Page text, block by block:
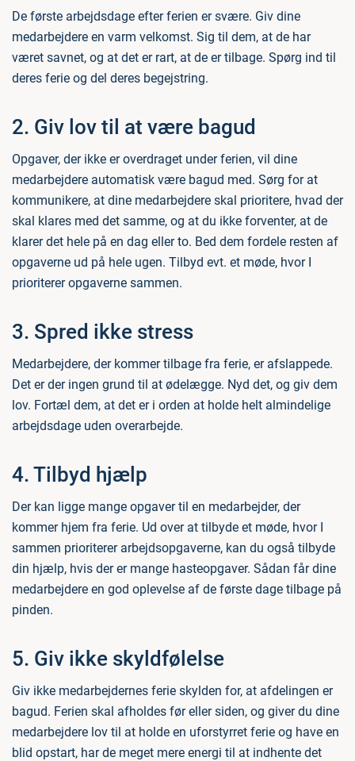
De første arbejdsdage efter ferien er svære. Giv dine
medarbejdere en varm velkomst. Sig til dem, at de har
været savnet, og at det er rart, at de er tilbage. Spørg ind til
deres ferie og del deres begejstring.
2. Giv lov til at være bagud
Opgaver, der ikke er overdraget under ferien, vil dine
medarbejdere automatisk være bagud med. Sørg for at
kommunikere, at dine medarbejdere skal prioritere, hvad der
skal klares med det samme, og at du ikke forventer, at de
klarer det hele på en dag eller to. Bed dem fordele resten af
opgaverne ud på hele ugen. Tilbyd evt. et møde, hvor I
prioriterer opgaverne sammen.
3. Spred ikke stress
Medarbejdere, der kommer tilbage fra ferie, er afslappede.
Det er der ingen grund til at ødelægge. Nyd det, og giv dem
lov. Fortæl dem, at det er i orden at holde helt almindelige
arbejdsdage uden overarbejde.
4. Tilbyd hjælp
Der kan ligge mange opgaver til en medarbejder, der
kommer hjem fra ferie. Ud over at tilbyde et møde, hvor I
sammen prioriterer arbejdsopgaverne, kan du også tilbyde
din hjælp, hvis der er mange hasteopgaver. Sådan får dine
medarbejdere en god oplevelse af de første dage tilbage på
pinden.
5. Giv ikke skyldfølelse
Giv ikke medarbejdernes ferie skylden for, at afdelingen er
bagud. Ferien skal afholdes før eller siden, og giver du dine
medarbejdere lov til at holde en uforstyrret ferie og have en
blid opstart, har de meget mere energi til at indhente det